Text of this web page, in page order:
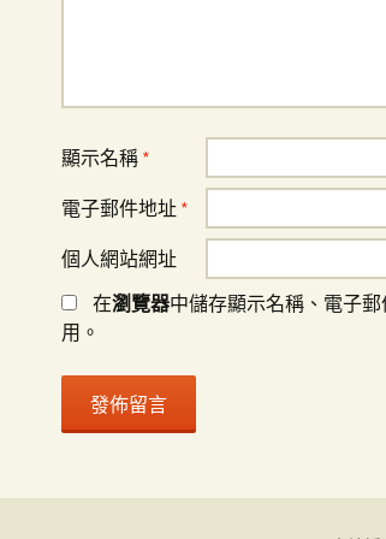
顯示名稱 *
電子郵件地址 *
個人網站網址
在瀏覽器中儲存顯示名稱、電子
用。